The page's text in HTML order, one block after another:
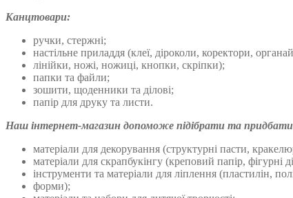
Канцтовари:
ручки, стержні;
настільне приладдя (клеї, діроколи, коректори,
лінійки, ножі, ножиці, кнопки, скріпки);
папки та файли;
зошити, щоденники та ділові;
папір для друку та листи.
Наш інтернет-магазин допоможе підібрати та придбати
матеріали для декорування (структурні пасти,
матеріали для скрапбукінгу (креповий папір, фігурні
інструменти та матеріали для ліплення (пластилін,
форми);